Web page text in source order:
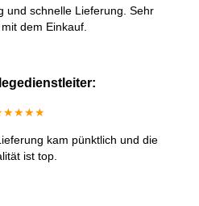
und schnelle Lieferung. Sehr
dem Einkauf.
kam pünktlich und die
ist top.